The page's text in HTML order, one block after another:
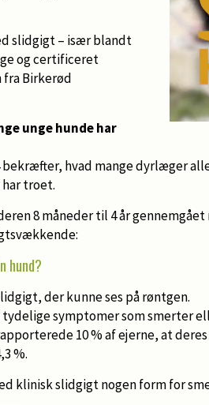
slidgigt – især blandt
og certificeret
Birkerød
unge hunde har
hvad mange dyrlæger
troet.
8 måneder til 4 år
hund?
der kunne ses på røntgen.
tydelige symptomer som smerter
10 % af ejerne, at
%.
klinisk slidgigt nogen form for